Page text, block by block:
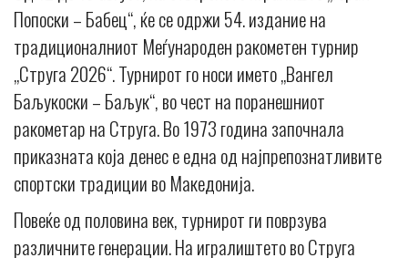
Попоски – Бабец“, ќе се одржи 54. издание на
традиционалниот Меѓународен ракометен турнир
„Струга 2026“. Турнирот го носи името „Вангел
Баљукоски – Баљук“, во чест на поранешниот
ракометар на Струга. Во 1973 година започнала
приказната која денес е една од најпрепознатливите
спортски традиции во Македонија.
Повеќе од половина век, турнирот ги поврзува
различните генерации. На игралиштето во Струга